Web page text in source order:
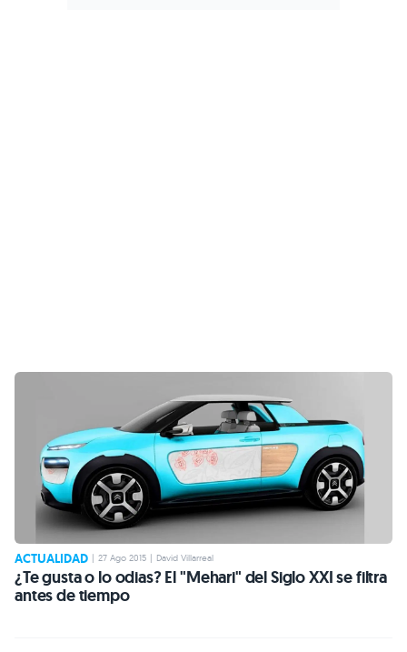
ACTUALIDAD 27 Ago 2015 David Villarreal
¿Te gusta o lo odias? El "Mehari" del Siglo XXI se filtra
antes de tiempo